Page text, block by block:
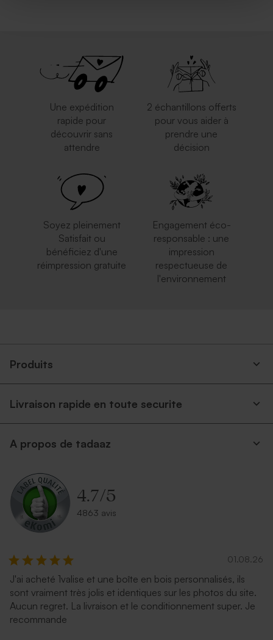
Une expédition
rapide pour
découvrir sans
attendre
2 échantillons offerts
pour vous aider à
prendre une
décision
Soyez pleinement
Satisfait ou
bénéficiez d'une
réimpression gratuite
Engagement éco-
responsable : une
impression
respectueuse de
l'environnement
Produits
Livraison rapide en toute securite
A propos de tadaaz
4.7/5
4863 avis
01.08.26
J'ai acheté 1valise et une boîte en bois personnalisés, ils
sont vraiment très jolis et identiques sur les photos du site.
Aucun regret. La livraison et le conditionnement super. Je
recommande